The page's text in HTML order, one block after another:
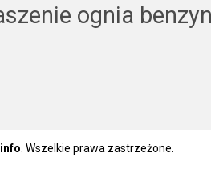
ognia
. Wszelkie prawa zastrzeżone.